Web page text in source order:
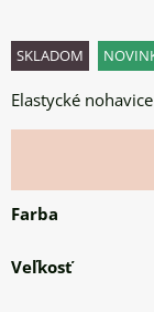
SKLADOM
Elastycké
Farba
Veľkosť